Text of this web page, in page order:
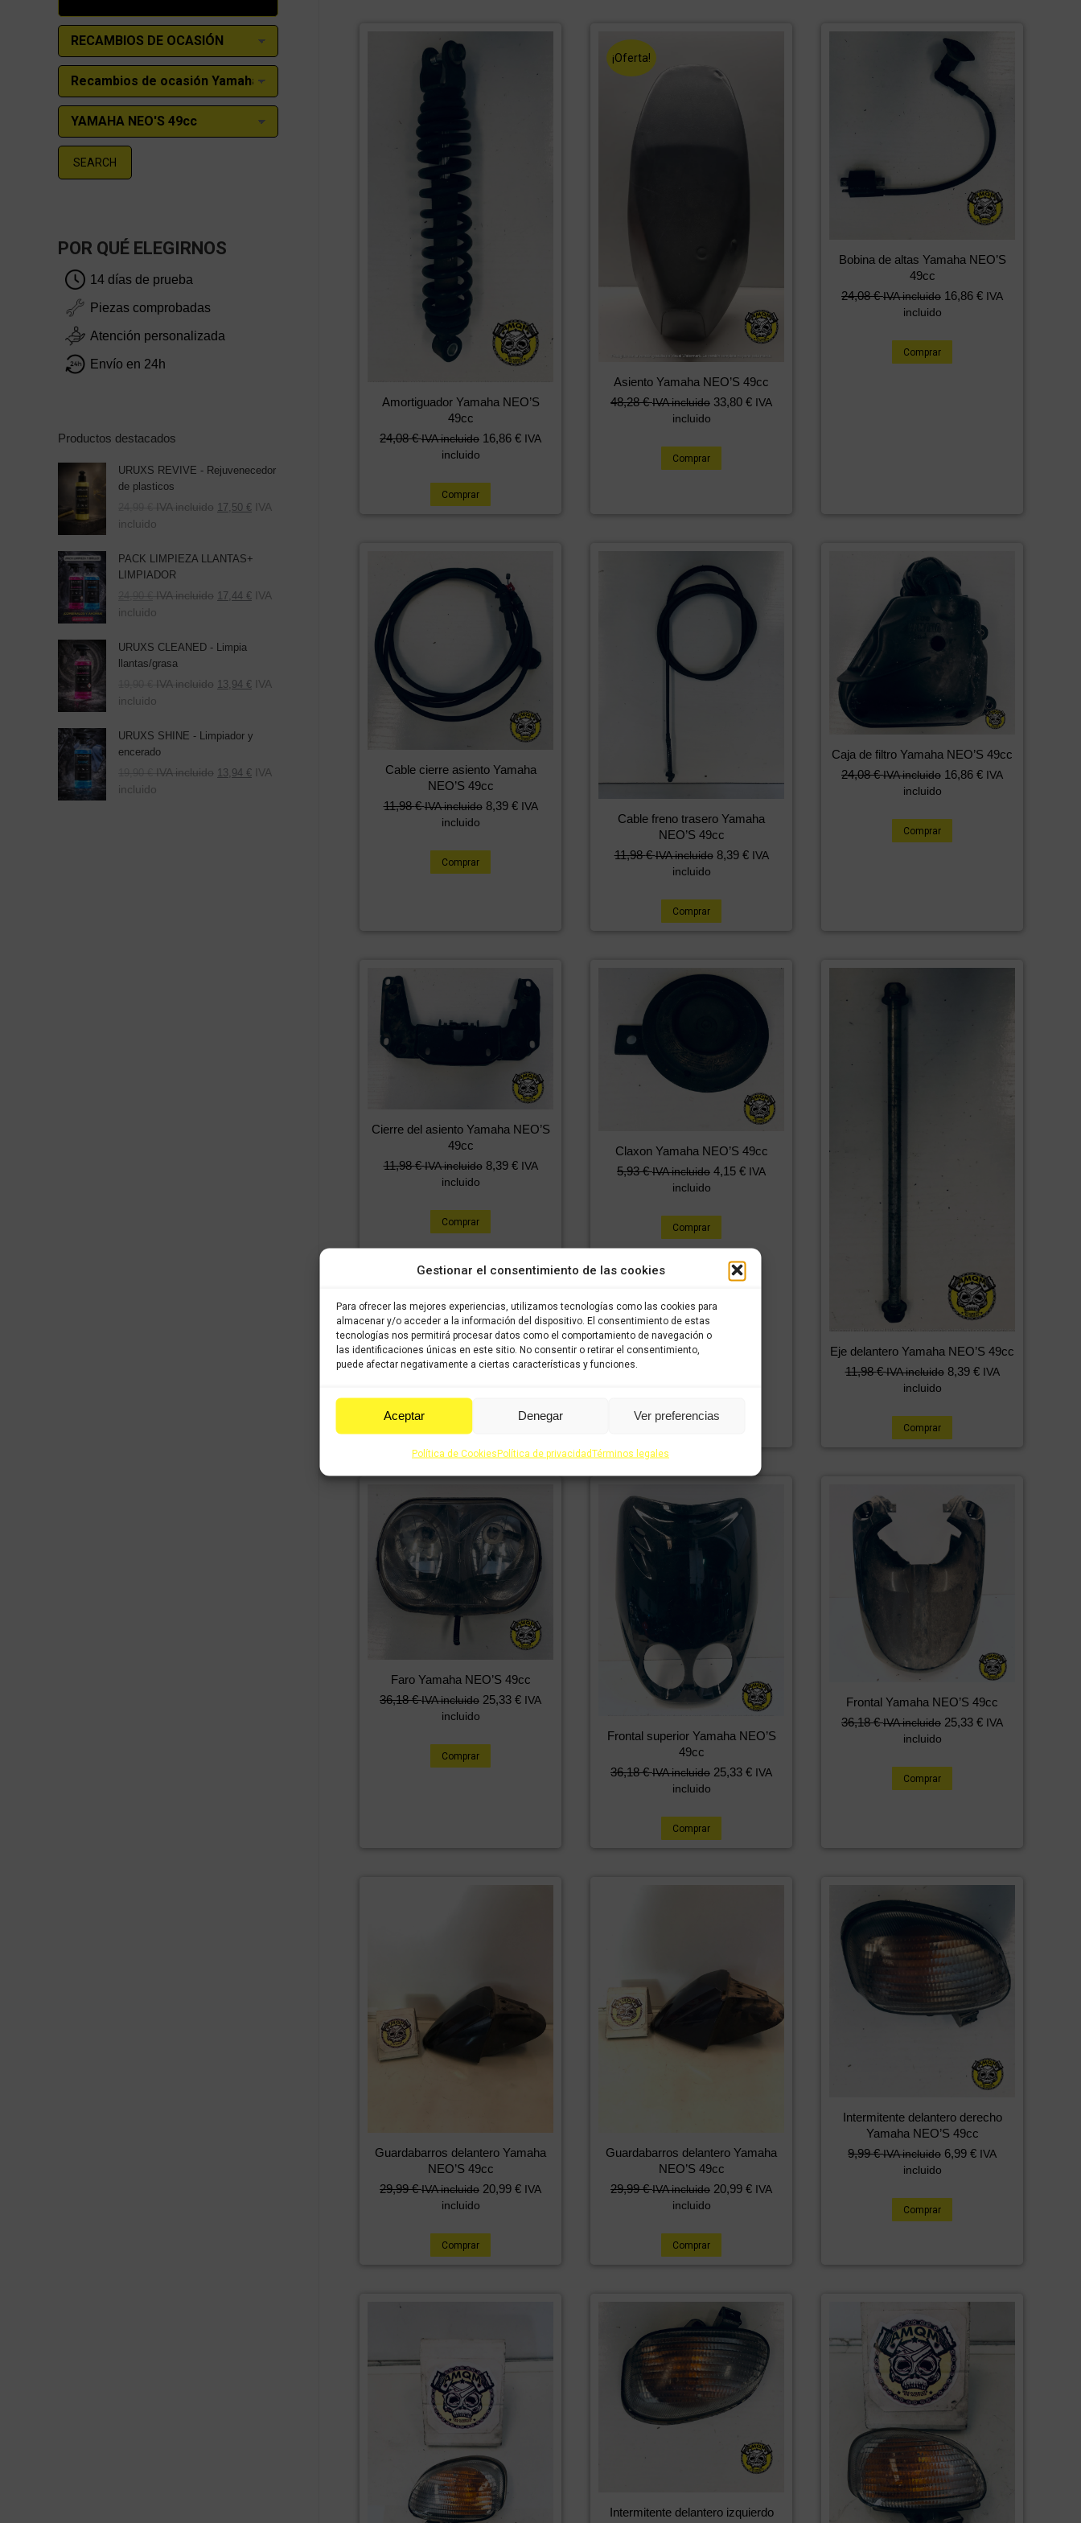
Gestionar el consentimiento de las cookies
Para ofrecer las mejores experiencias, utilizamos tecnologías como las cookies para
almacenar y/o acceder a la información del dispositivo. El consentimiento de estas
tecnologías nos permitirá procesar datos como el comportamiento de navegación o
las identificaciones únicas en este sitio. No consentir o retirar el consentimiento,
puede afectar negativamente a ciertas características y funciones.
Aceptar Denegar Ver preferencias
Política de CookiesPolítica de privacidadTérminos legales
Amortiguador Yamaha NEO’S
49cc
24,08€ IVA incluido 16,86 € IVA
incluido
Comprar
¡Oferta!
Asiento Yamaha NEO’S 49cc
El
48,28€El
precio
es:
48,28 €.
IVA incluido 33,80 € IVA
incluido
Comprar
Bobina de altas Yamaha NEO’S
49cc
24,08€ IVA incluido 16,86 € IVA
incluido
Comprar
Cable cierre asiento Yamaha
NEO’S 49cc
11,98€ IVA incluido 8,39 € IVA
incluido
Comprar
Cable freno trasero Yamaha
NEO’S 49cc
11,98€ IVA incluido 8,39 € IVA
incluido
Comprar
Caja de filtro Yamaha NEO’S 49cc
24,08€ IVA incluido 16,86 € IVA
incluido
Comprar
Cierre del asiento Yamaha NEO’S
49cc
11,98€ IVA incluido 8,39 € IVA
incluido
Comprar
Claxon Yamaha NEO’S 49cc
5,93€ IVA incluido 4,15 € IVA
incluido
Comprar
Eje delantero Yamaha NEO’S 49cc
11,98€ IVA incluido 8,39 € IVA
incluido
Comprar
Faro Yamaha NEO’S 49cc
36,18€ IVA incluido 25,33 € IVA
incluido
Comprar
Frontal superior Yamaha NEO’S
49cc
36,18€ IVA incluido 25,33 € IVA
incluido
Comprar
Frontal Yamaha NEO’S 49cc
36,18€ IVA incluido 25,33 € IVA
incluido
Comprar
Guardabarros delantero Yamaha
NEO’S 49cc
29,99€ IVA incluido 20,99 € IVA
incluido
Comprar
Guardabarros delantero Yamaha
NEO’S 49cc
29,99€ IVA incluido 20,99 € IVA
incluido
Comprar
Intermitente delantero derecho
Yamaha NEO’S 49cc
9,99€ IVA incluido 6,99 € IVA
incluido
Comprar
Intermitente delantero izquierdo
SEARCH
POR QUÉ ELEGIRNOS
14 días de prueba
Piezas comprobadas
Atención personalizada
Envío en 24h
Productos destacados
URUXS REVIVE - Rejuvenecedor
de plasticos
24,99 € IVA incluido 17,50 € IVA
incluido
PACK LIMPIEZA LLANTAS+
LIMPIADOR
El
precio
era:
39,80 €.
24,90 € El
precio
es:
24,90 €.
IVA incluido 17,44 € IVA
incluido
URUXS CLEANED - Limpia
llantas/grasa
19,90 € IVA incluido 13,94 € IVA
incluido
URUXS SHINE - Limpiador y
encerado
19,90 € IVA incluido 13,94 € IVA
incluido